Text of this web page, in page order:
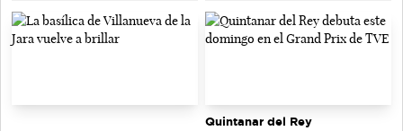
Quintanar del Rey